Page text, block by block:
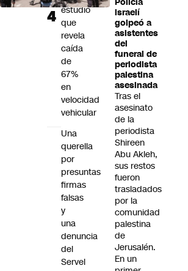
israelí
golpeó a
asistentes
del
funeral de
periodista
palestina
asesinada
Tras el
asesinato
de la
periodista
Shireen
Abu Akleh,
sus restos
fueron
trasladados
por la
comunidad
palestina
de
Jerusalén.
En un
estudio
que
revela
caída
de
67%
en
velocidad
vehicular
Una
querella
por
presuntas
firmas
falsas
y
una
denuncia
del
Servel